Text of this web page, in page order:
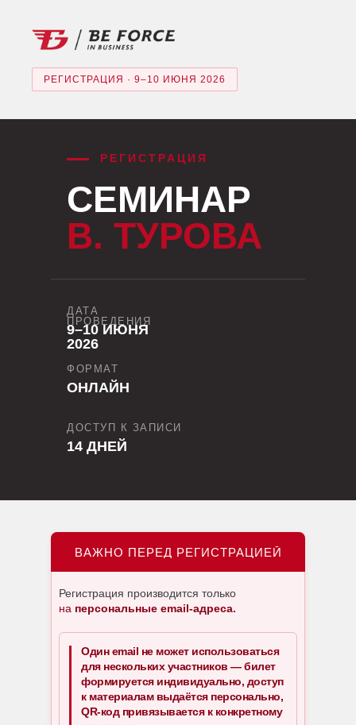
РЕГИСТРАЦИЯ · 9–10 ИЮНЯ 2026
СЕМИНАР
В. ТУРОВА
РЕГИСТРАЦИЯ
ДАТА
ПРОВЕДЕНИЯ
9–10 ИЮНЯ
2026
ФОРМАТ
ОНЛАЙН
ДОСТУП К ЗАПИСИ
14 ДНЕЙ
ВАЖНО ПЕРЕД РЕГИСТРАЦИЕЙ
Регистрация производится только
на персональные email-адреса.
Один email не может использоваться
для нескольких участников — билет
формируется индивидуально, доступ
к материалам выдаётся персонально,
QR-код привязывается к конкретному